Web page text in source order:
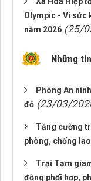
Olympic - Vì sức
năm 2026 (25/
Những
Phòng An
đỏ (23/03/
Tăng cường
phòng, chống
Trại Tạm
động phối hợp,